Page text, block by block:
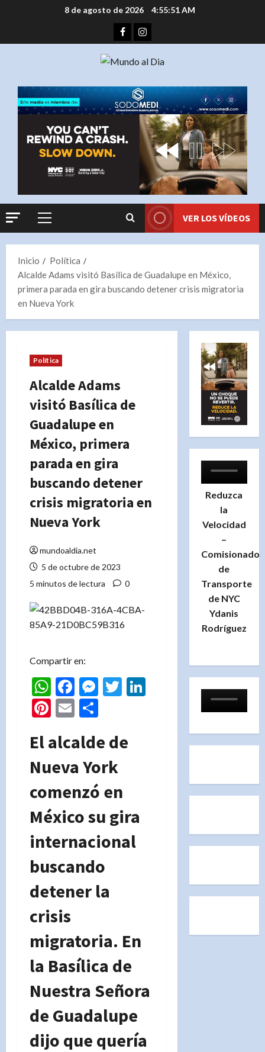
8 de agosto de 2026 4:55:52 AM
FacebookInstagram
Menú
VER LOS VÍDEOS
Inicio
Política
Alcalde Adams visitó Basílica de Guadalupe en México,
primera parada en gira buscando detener crisis migratoria
en Nueva York
Política
Alcalde Adams
visitó Basílica de
Guadalupe en
México, primera
parada en gira
buscando detener
crisis migratoria en
Nueva York
mundoaldia.net
5 de octubre de 2023
5 minutos de lectura
0
Compartir en:
WhatsApp
Facebook
Messenger
TwitterLinkedIn
Pinterest
Email
El alcalde de
Nueva York
comenzó en
México su gira
internacional
buscando
detener la
crisis
migratoria. En
la Basílica de
Nuestra Señora
de Guadalupe
dijo que quería
Reduzca
la
Velocidad
–
Comisionado
de
Transporte
de NYC
Ydanis
Rodríguez